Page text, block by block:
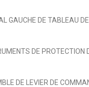
GAUCHE DE TABLEAU
DE PROTECTION
DE LEVIER DE